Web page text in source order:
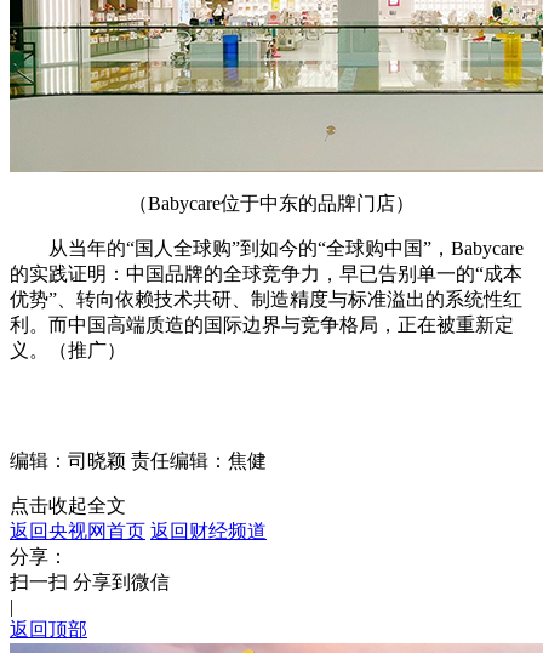
（Babycare位于中东的品牌门店）
从当年的“国人全球购”到如今的“全球购中国”，Babycare
的实践证明：中国品牌的全球竞争力，早已告别单一的“成本
优势”、转向依赖技术共研、制造精度与标准溢出的系统性红
利。而中国高端质造的国际边界与竞争格局，正在被重新定
义。（推广）
编辑：司晓颖 责任编辑：焦健
点击收起全文
返回央视网首页 返回财经频道
分享：
扫一扫 分享到微信
|
返回顶部